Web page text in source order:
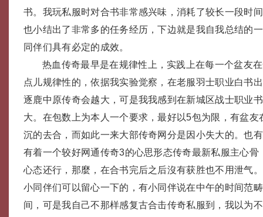
书。我玩私服时对合书非常感兴味，消耗了较长一段时
也小结出了非常多的任务经历，下边就是我自我总结的
同伴们具有必定的成效。
热血传奇最早是在规律性上，实践上在每一个盆友
点儿规律性的，依据我实验觉察，在老服羽士职业白书
逐鹿中原传奇会越大，可是我我感到在新城区战士职业
大。在包数上为本人一个要求，最好以5包为限，有盆友
沉的去合，而如此一来大部传奇网分是因小失大的。也
有着一个较好网通传奇3的心思形态传奇最新私服主心骨
心态还行，那麼，在合书完后之后沒有获胜也不用泄气
小同伴们可以留心一下的，有小同伴说在中午的时间范
间，可是我自己不那样感复古合击传奇私服到，我以为